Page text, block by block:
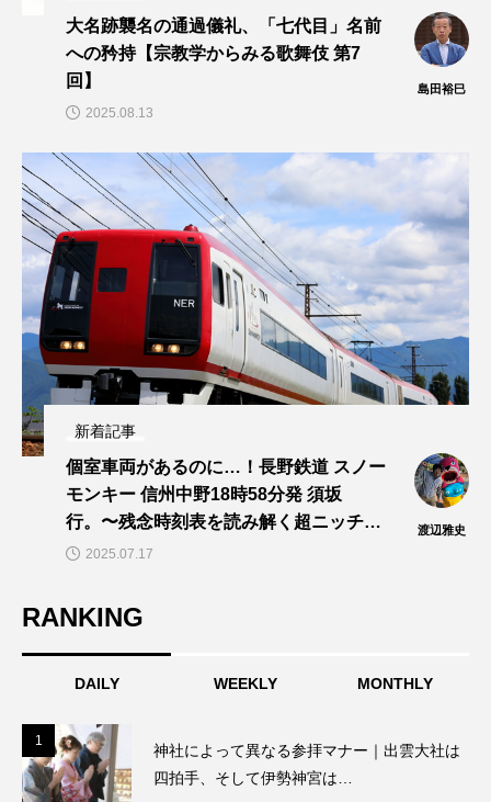
大名跡襲名の通過儀礼、「七代目」名前
への矜持【宗教学からみる歌舞伎 第7
回】
島田裕巳
2025.08.13
新着記事
個室車両があるのに…！長野鉄道 スノー
モンキー 信州中野18時58分発 須坂
行。〜残念時刻表を読み解く超ニッチ企
画！～「渡辺雅史の残念な鉄道時刻表」
渡辺雅史
2025.07.17
RANKING
DAILY WEEKLY MONTHLY
1
神社によって異なる参拝マナー｜出雲大社は
四拍手、そして伊勢神宮は…